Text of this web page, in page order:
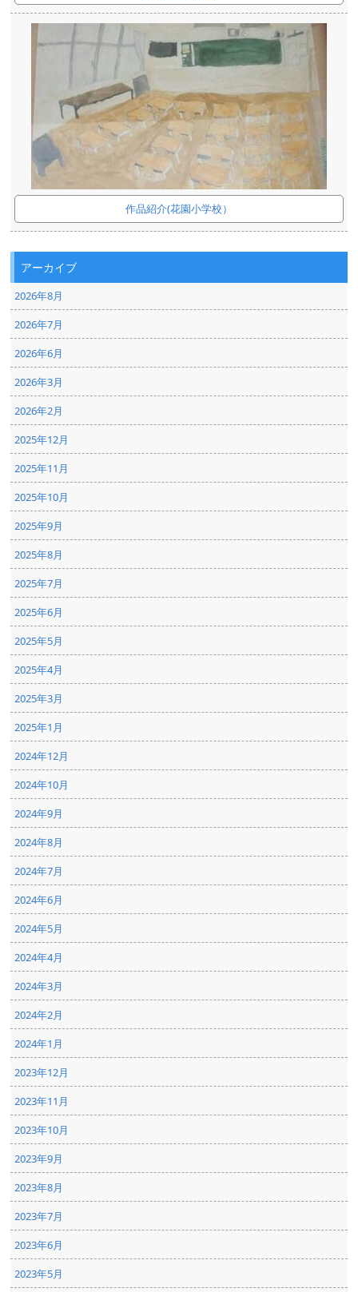
作品紹介(花園小学校）
アーカイブ
2026年8月
2026年7月
2026年6月
2026年3月
2026年2月
2025年12月
2025年11月
2025年10月
2025年9月
2025年8月
2025年7月
2025年6月
2025年5月
2025年4月
2025年3月
2025年1月
2024年12月
2024年10月
2024年9月
2024年8月
2024年7月
2024年6月
2024年5月
2024年4月
2024年3月
2024年2月
2024年1月
2023年12月
2023年11月
2023年10月
2023年9月
2023年8月
2023年7月
2023年6月
2023年5月